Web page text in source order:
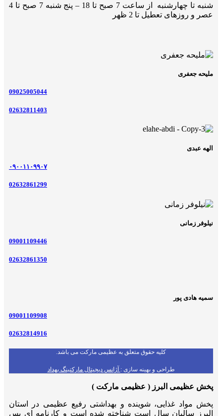
شنبه تا چهارشنبه از ساعت 7 صبح تا 18 – پنج شنبه 7 صبح تا 4
عصر و روزهای تعطیل تا 2 ظهر
ملیحه جعفری
09025005044
02632811403
الهه عبدی
۰۹۰۰۱۱۰۹۹۰۷
02632861299
نیلوفر زمانی
09001109446
02632861350
سمیه هادی پور
09001109908
02632814916
کلیه حقوق متعلق به عظیمی مارکت می باشد.
طراحی و بهینه سازی : آژانس دیجیتال مارکتینگ بهداد
پخش عظیمی البرز ( عظیمی مارکت )
پخش مواد غذایی، شوینده و بهداشتی رفیع عظیمی در استان
البرز سالیان سال است شناخته شده است و کارنامه ای بس